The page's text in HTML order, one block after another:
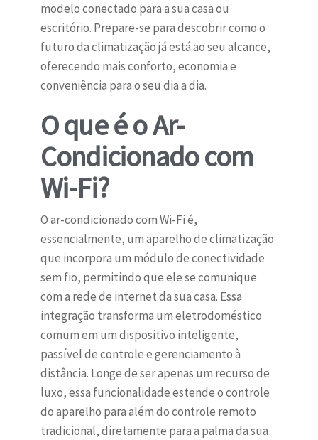
modelo conectado para a sua casa ou
escritório. Prepare-se para descobrir como o
futuro da climatização já está ao seu alcance,
oferecendo mais conforto, economia e
conveniência para o seu dia a dia.
O que é o Ar-
Condicionado com
Wi-Fi?
O ar-condicionado com Wi-Fi é,
essencialmente, um aparelho de climatização
que incorpora um módulo de conectividade
sem fio, permitindo que ele se comunique
com a rede de internet da sua casa. Essa
integração transforma um eletrodoméstico
comum em um dispositivo inteligente,
passível de controle e gerenciamento à
distância. Longe de ser apenas um recurso de
luxo, essa funcionalidade estende o controle
do aparelho para além do controle remoto
tradicional, diretamente para a palma da sua